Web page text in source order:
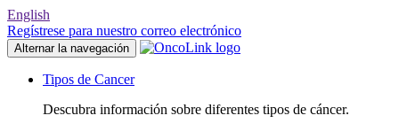
English
Regístrese para nuestro correo electrónico
Alternar la navegación
Tipos de Cancer
Descubra información sobre diferentes tipos de cáncer.